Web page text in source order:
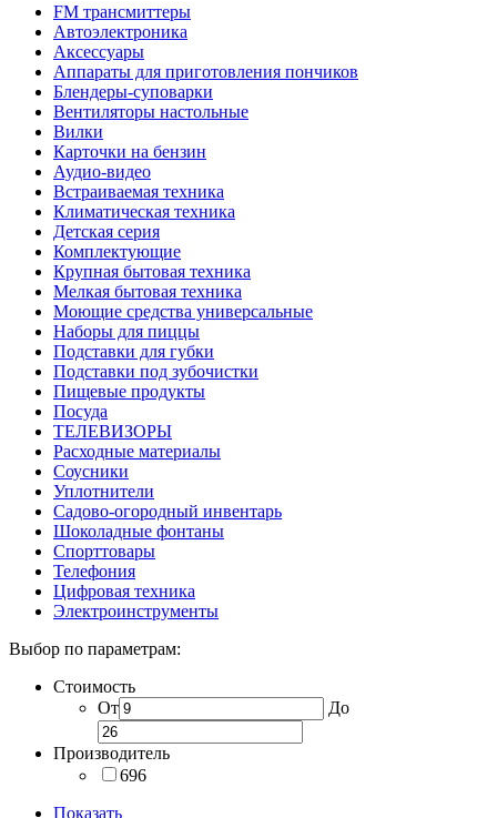
FM трансмиттеры
Автоэлектроника
Аксессуары
Аппараты для приготовления пончиков
Блендеры-суповарки
Вентиляторы настольные
Вилки
Карточки на бензин
Аудио-видео
Встраиваемая техника
Климатическая техника
Детская серия
Комплектующие
Крупная бытовая техника
Мелкая бытовая техника
Моющие средства универсальные
Наборы для пиццы
Подставки для губки
Подставки под зубочистки
Пищевые продукты
Посуда
ТЕЛЕВИЗОРЫ
Расходные материалы
Соусники
Уплотнители
Садово-огородный инвентарь
Шоколадные фонтаны
Спорттовары
Телефония
Цифровая техника
Электроинструменты
Выбор по параметрам:
Стоимость
От
До
Производитель
696
Показать